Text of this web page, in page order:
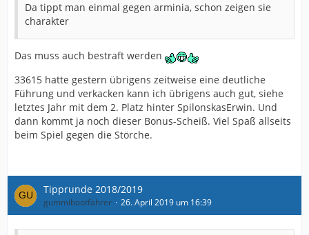
Da tippt man einmal gegen arminia, schon zeigen sie
charakter
Das muss auch bestraft werden
33615 hatte gestern übrigens zeitweise eine deutliche
Führung und verkacken kann ich übrigens auch gut, siehe
letztes Jahr mit dem 2. Platz hinter SpilonskasErwin. Und
dann kommt ja noch dieser Bonus-Scheiß. Viel Spaß allseits
beim Spiel gegen die Störche.
Tipprunde 2018/2019
gummibootfahrer 26. April 2019 um 16:39